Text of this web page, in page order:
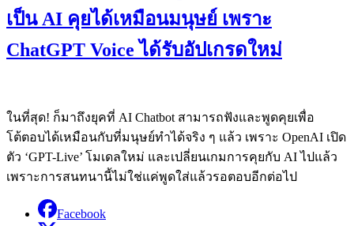
เป็น AI คุยได้เหมือนมนุษย์ เพราะ
ChatGPT Voice ได้รับอัปเกรดใหม่
ในที่สุด! ก็มาถึงยุคที่ AI Chatbot สามารถฟังและพูดคุยเพื่อ
โต้ตอบได้เหมือนกับที่มนุษย์ทำได้จริง ๆ แล้ว เพราะ OpenAI เปิด
ตัว ‘GPT-Live’ โมเดลใหม่ และเปลี่ยนเกมการคุยกับ AI ไปแล้ว
เพราะการสนทนานี้ไม่ใช่แค่พูดใส่แล้วรอตอบอีกต่อไป
Facebook